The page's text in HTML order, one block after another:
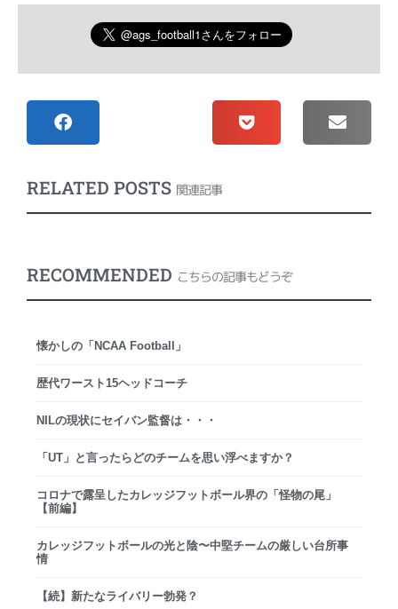
RELATED POSTS 関連記事
RECOMMENDED こちらの記事もどうぞ
懐かしの「NCAA Football」
歴代ワースト15ヘッドコーチ
NILの現状にセイバン監督は・・・
「UT」と言ったらどのチームを思い浮べますか？
コロナで露呈したカレッジフットボール界の「怪物の尾」
【前編】
カレッジフットボールの光と陰〜中堅チームの厳しい台所事
情
【続】新たなライバリー勃発？